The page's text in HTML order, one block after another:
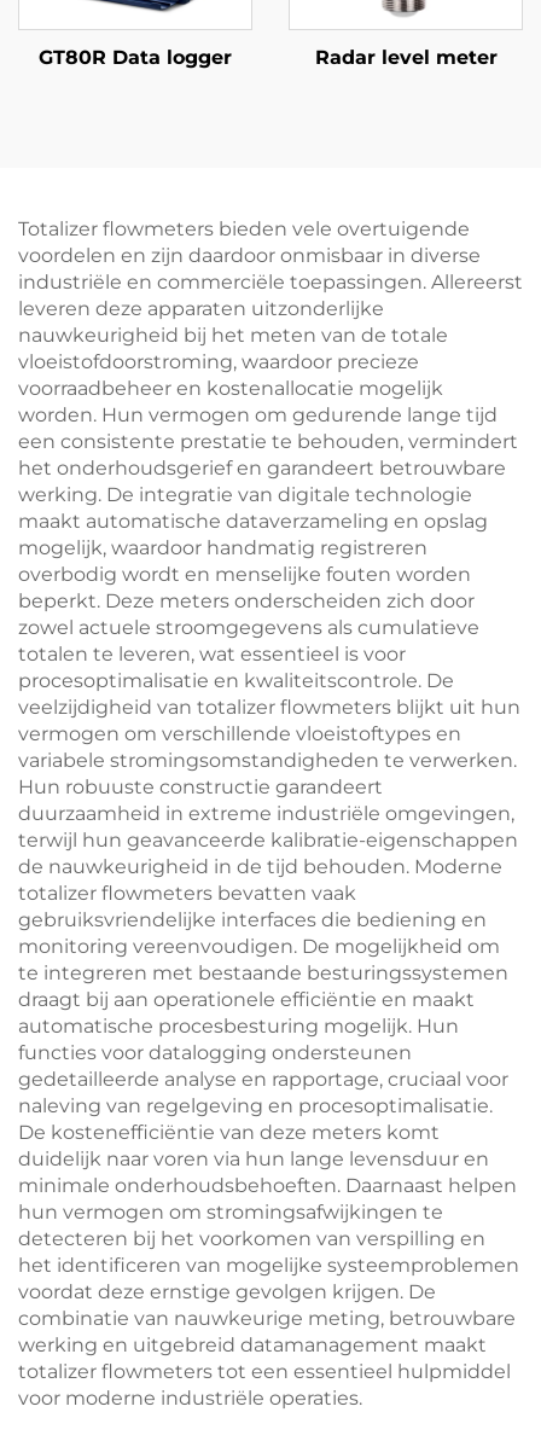
GT80R Data logger Radar level meter
Totalizer flowmeters bieden vele overtuigende
voordelen en zijn daardoor onmisbaar in diverse
industriële en commerciële toepassingen. Allereerst
leveren deze apparaten uitzonderlijke
nauwkeurigheid bij het meten van de totale
vloeistofdoorstroming, waardoor precieze
voorraadbeheer en kostenallocatie mogelijk
worden. Hun vermogen om gedurende lange tijd
een consistente prestatie te behouden, vermindert
het onderhoudsgerief en garandeert betrouwbare
werking. De integratie van digitale technologie
maakt automatische dataverzameling en opslag
mogelijk, waardoor handmatig registreren
overbodig wordt en menselijke fouten worden
beperkt. Deze meters onderscheiden zich door
zowel actuele stroomgegevens als cumulatieve
totalen te leveren, wat essentieel is voor
procesoptimalisatie en kwaliteitscontrole. De
veelzijdigheid van totalizer flowmeters blijkt uit hun
vermogen om verschillende vloeistoftypes en
variabele stromingsomstandigheden te verwerken.
Hun robuuste constructie garandeert
duurzaamheid in extreme industriële omgevingen,
terwijl hun geavanceerde kalibratie-eigenschappen
de nauwkeurigheid in de tijd behouden. Moderne
totalizer flowmeters bevatten vaak
gebruiksvriendelijke interfaces die bediening en
monitoring vereenvoudigen. De mogelijkheid om
te integreren met bestaande besturingssystemen
draagt bij aan operationele efficiëntie en maakt
automatische procesbesturing mogelijk. Hun
functies voor datalogging ondersteunen
gedetailleerde analyse en rapportage, cruciaal voor
naleving van regelgeving en procesoptimalisatie.
De kostenefficiëntie van deze meters komt
duidelijk naar voren via hun lange levensduur en
minimale onderhoudsbehoeften. Daarnaast helpen
hun vermogen om stromingsafwijkingen te
detecteren bij het voorkomen van verspilling en
het identificeren van mogelijke systeemproblemen
voordat deze ernstige gevolgen krijgen. De
combinatie van nauwkeurige meting, betrouwbare
werking en uitgebreid datamanagement maakt
totalizer flowmeters tot een essentieel hulpmiddel
voor moderne industriële operaties.